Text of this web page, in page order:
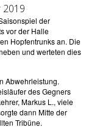
2019
der
vor der Halle
Hopfentrunks an. Die
und werteten dies
Abwehrleistung.
des Gegners
Markus L., viele
dann Mitte der
Tribüne.